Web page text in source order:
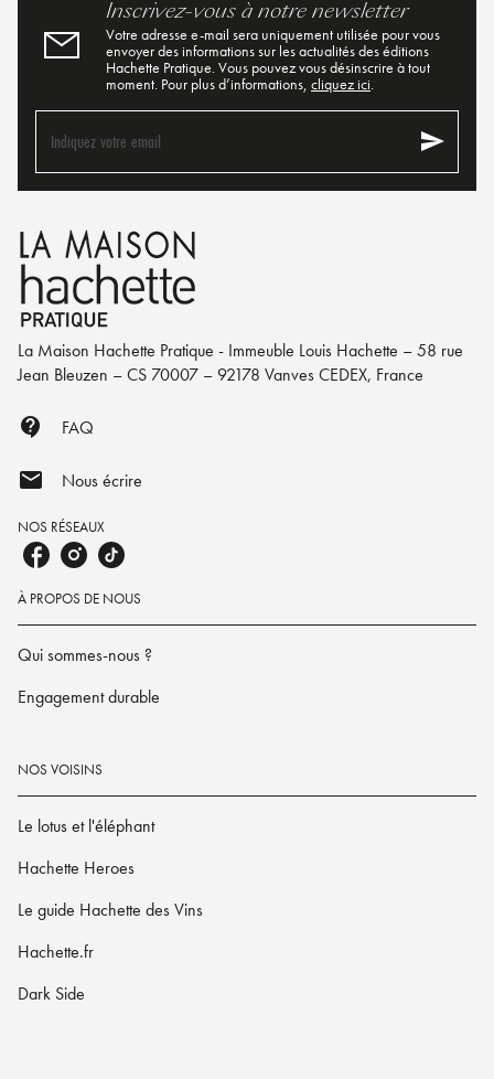
Inscrivez-vous à notre newsletter
Votre adresse e-mail sera uniquement utilisée pour vous
envoyer des informations sur les actualités des éditions
Hachette Pratique. Vous pouvez vous désinscrire à tout
moment. Pour plus d’informations, cliquez ici.
Indiquez votre email send
La Maison Hachette Pratique - Immeuble Louis Hachette – 58 rue
Jean Bleuzen – CS 70007 – 92178 Vanves CEDEX, France
contact_support FAQ
mail Nous écrire
NOS RÉSEAUX
À PROPOS DE NOUS
Qui sommes-nous ?
Engagement durable
NOS VOISINS
Le lotus et l'éléphant
Hachette Heroes
Le guide Hachette des Vins
Hachette.fr
Dark Side